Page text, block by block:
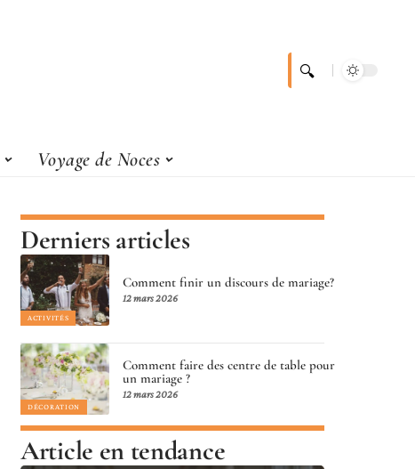
Voyage de Noces
Derniers articles
ACTIVITÉS
Comment finir un discours de mariage?
12 mars 2026
DÉCORATION
Comment faire des centre de table pour
un mariage ?
12 mars 2026
Article en tendance